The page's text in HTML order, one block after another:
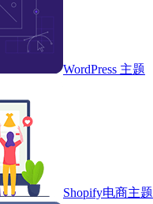
WordPress 主题
Shopify电商主题